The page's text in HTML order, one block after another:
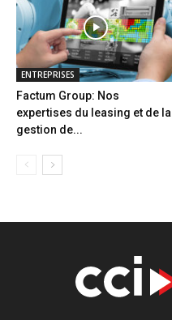
ENTREPRISES
Factum Group: Nos
expertises du leasing et de la
gestion de...